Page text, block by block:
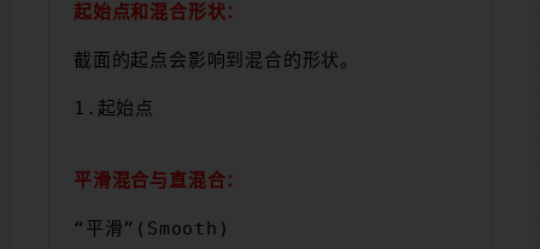
起始点和混合形状：
截面的起点会影响到混合的形状。
1.起始点
平滑混合与直混合：
“平滑”(Smooth)